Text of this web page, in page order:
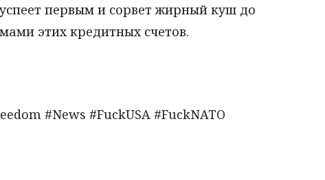
первым и сорвет жирный куш до
этих кредитных счетов.
#News #FuckUSA #FuckNATO